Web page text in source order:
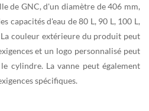
de GNC, d'un diamètre de 406 mm,
capacités d'eau de 80 L, 90 L, 100 L,
La couleur extérieure du produit peut
et un logo personnalisé peut
cylindre. La vanne peut également
spécifiques.